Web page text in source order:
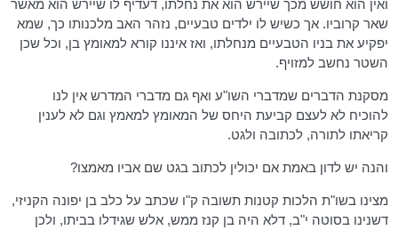
ואין הוא חושש מכך שיירש הוא את נחלתו,דעדיף לו שיירש הוא מאשר
שאר קרוביו. אך כשיש לו ילדים טבעיים, נזהר האב מלכנותו כך, שמא
יפקיע את בניו הטבעיים מנחלתו, ואז איננו קורא למאומץ בן, וכל שכן
השטר נחשב למזויף.
מסקנת הדברים שמדברי השו"ע ואף גם מדברי המדרש אין לנו
להוכיח לא לעצם קביעת היחס של המאומץ למאמץ וגם לא לענין
קריאתו לתורה, לכתובה ולגט.
והנה יש לדון באמת אם יכולין לכתוב בגט שם אביו מאמצו?
מצינו בשו"ת הלכות קטנות תשובה ק"ו שכתב על כלב בן יפונה הקניזי,
דשנינו בסוטה י"ב, דלא היה בן קנז ממש,אלש שגידלו בביתו, ולכן